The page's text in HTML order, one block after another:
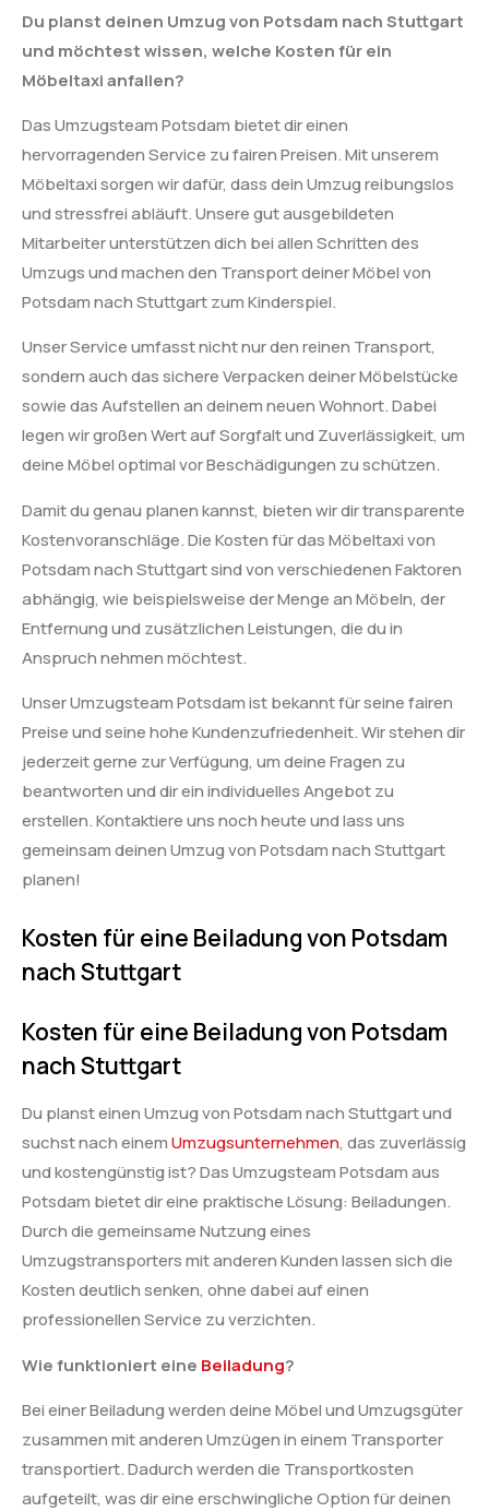
Du planst deinen Umzug von Potsdam nach Stuttgart
und möchtest wissen, welche Kosten für ein
Möbeltaxi anfallen?
Das Umzugsteam Potsdam bietet dir einen
hervorragenden Service zu fairen Preisen. Mit unserem
Möbeltaxi sorgen wir dafür, dass dein Umzug reibungslos
und stressfrei abläuft. Unsere gut ausgebildeten
Mitarbeiter unterstützen dich bei allen Schritten des
Umzugs und machen den Transport deiner Möbel von
Potsdam nach Stuttgart zum Kinderspiel.
Unser Service umfasst nicht nur den reinen Transport,
sondern auch das sichere Verpacken deiner Möbelstücke
sowie das Aufstellen an deinem neuen Wohnort. Dabei
legen wir großen Wert auf Sorgfalt und Zuverlässigkeit, um
deine Möbel optimal vor Beschädigungen zu schützen.
Damit du genau planen kannst, bieten wir dir transparente
Kostenvoranschläge. Die Kosten für das Möbeltaxi von
Potsdam nach Stuttgart sind von verschiedenen Faktoren
abhängig, wie beispielsweise der Menge an Möbeln, der
Entfernung und zusätzlichen Leistungen, die du in
Anspruch nehmen möchtest.
Unser Umzugsteam Potsdam ist bekannt für seine fairen
Preise und seine hohe Kundenzufriedenheit. Wir stehen dir
jederzeit gerne zur Verfügung, um deine Fragen zu
beantworten und dir ein individuelles Angebot zu
erstellen. Kontaktiere uns noch heute und lass uns
gemeinsam deinen Umzug von Potsdam nach Stuttgart
planen!
Kosten für eine Beiladung von Potsdam
nach Stuttgart
Kosten für eine Beiladung von Potsdam
nach Stuttgart
Du planst einen Umzug von Potsdam nach Stuttgart und
suchst nach einemUmzugsunternehmen, das zuverlässig
und kostengünstig ist? Das Umzugsteam Potsdam aus
Potsdam bietet dir eine praktische Lösung: Beiladungen.
Durch die gemeinsame Nutzung eines
Umzugstransporters mit anderen Kunden lassen sich die
Kosten deutlich senken, ohne dabei auf einen
professionellen Service zu verzichten.
Wie funktioniert eine Beiladung?
Bei einer Beiladung werden deine Möbel und Umzugsgüter
zusammen mit anderen Umzügen in einem Transporter
transportiert. Dadurch werden die Transportkosten
aufgeteilt, was dir eine erschwingliche Option für deinen